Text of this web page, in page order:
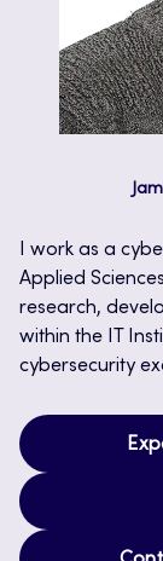
I work as a
Applied
research,
within the IT
cybersecurity